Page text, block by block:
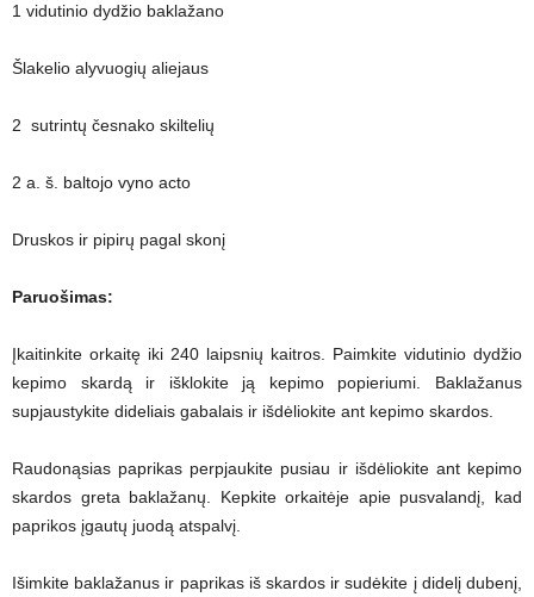
1 vidutinio dydžio baklažano
Šlakelio alyvuogių aliejaus
2 sutrintų česnako skiltelių
2 a. š. baltojo vyno acto
Druskos ir pipirų pagal skonį
Paruošimas:
Įkaitinkite orkaitę iki 240 laipsnių kaitros. Paimkite vidutinio dydžio
kepimo skardą ir išklokite ją kepimo popieriumi. Baklažanus
supjaustykite dideliais gabalais ir išdėliokite ant kepimo skardos.
Raudonąsias paprikas perpjaukite pusiau ir išdėliokite ant kepimo
skardos greta baklažanų. Kepkite orkaitėje apie pusvalandį, kad
paprikos įgautų juodą atspalvį.
Išimkite baklažanus ir paprikas iš skardos ir sudėkite į didelį dubenį,